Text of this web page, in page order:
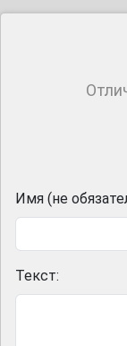
Имя (не
Текст: